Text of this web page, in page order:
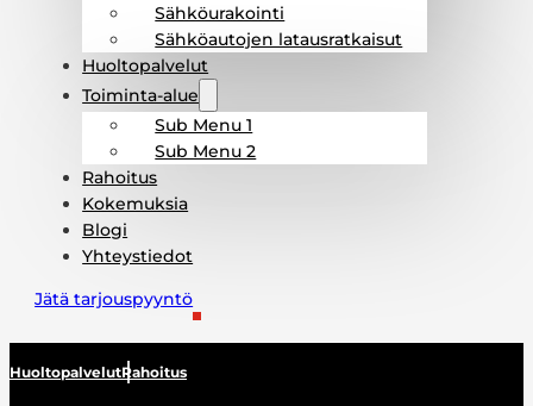
Sähköurakointi
Sähköautojen latausratkaisut
Huoltopalvelut
Toiminta-alue
Sub Menu 1
Sub Menu 2
Rahoitus
Kokemuksia
Blogi
Yhteystiedot
Jätä tarjouspyyntö
HuoltopalvelutRahoitus